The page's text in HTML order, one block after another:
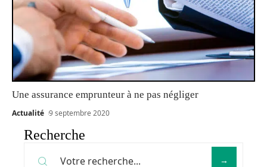
Une assurance emprunteur à ne pas négliger
Actualité 9 septembre 2020
Recherche